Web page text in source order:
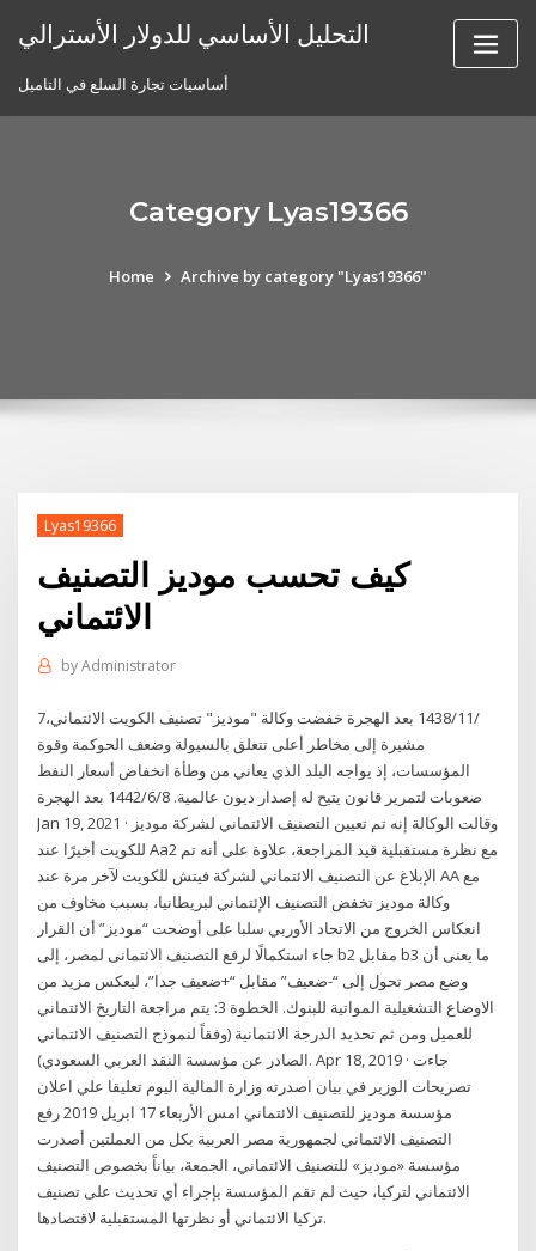
التحليل الأساسي للدولار الأسترالي
أساسيات تجارة السلع في التاميل
Category Lyas19366
Home Archive by category "Lyas19366"
Lyas19366
كيف تحسب موديز التصنيف
الائتماني
byAdministrator
7‏‏/11‏‏/1438 بعد الهجرة خفضت وكالة "موديز" تصنيف الكويت الائتماني،
مشيرة إلى مخاطر أعلى تتعلق بالسيولة وضعف الحوكمة وقوة
المؤسسات، إذ يواجه البلد الذي يعاني من وطأة انخفاض أسعار النفط
صعوبات لتمرير قانون يتيح له إصدار ديون عالمية. 8‏‏/6‏‏/1442 بعد الهجرة
Jan 19, 2021 · وقالت الوكالة إنه تم تعيين التصنيف الائتماني لشركة موديز
للكويت أخيرًا عند Aa2 مع نظرة مستقبلية قيد المراجعة، علاوة على أنه تم
الإبلاغ عن التصنيف الائتماني لشركة فيتش للكويت لآخر مرة عند AA مع
وكالة موديز تخفض التصنيف الإئتماني لبريطانيا، بسبب مخاوف من
انعكاس الخروج من الاتحاد الأوربي سلبا على أوضحت “موديز” أن القرار
جاء استكمالًا لرفع التصنيف الائتمانى لمصر، إلى b2 مقابل b3 ما يعنى أن
وضع مصر تحول إلى “-ضعيف” مقابل “+ضعيف جدا”، ليعكس مزيد من
الاوضاع التشغيلية المواتية للبنوك. الخطوة 3: يتم مراجعة التاريخ الائتماني
للعميل ومن ثم تحديد الدرجة الائتمانية (وفقاً لنموذج التصنيف الائتماني
الصادر عن مؤسسة النقد العربي السعودي). Apr 18, 2019 · جاءت
تصريحات الوزير في بيان اصدرته وزارة المالية اليوم تعليقا علي اعلان
مؤسسة موديز للتصنيف الائتماني امس الأربعاء 17 ابريل 2019 رفع
التصنيف الائتماني لجمهورية مصر العربية بكل من العملتين أصدرت
مؤسسة «موديز» للتصنيف الائتماني، الجمعة، بياناً بخصوص التصنيف
الائتماني لتركيا، حيث لم تقم المؤسسة بإجراء أي تحديث على تصنيف
تركيا الائتماني أو نظرتها المستقبلية لاقتصادها.